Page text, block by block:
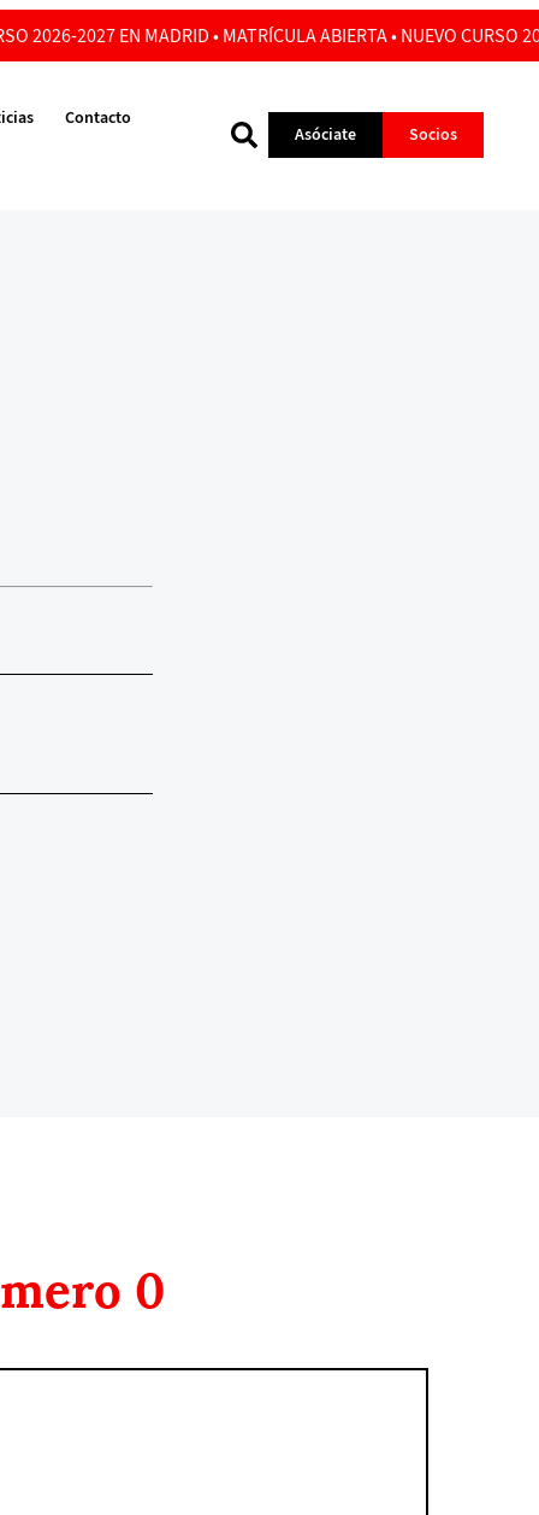
2026-2027 EN MADRID • MATRÍCULA ABIERTA • NUEVO CURSO
Contacto
Asóciate Socios
0